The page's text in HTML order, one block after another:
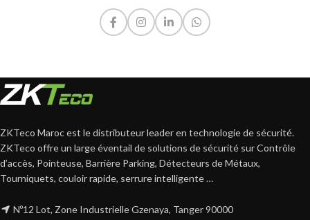
ZKTeco Maroc est le distributeur leader en technologie de sécurité.
ZKTeco offre un large éventail de solutions de sécurité sur Contrôle
d’accès, Pointeuse, Barrière Parking, Détecteurs de Métaux,
Tourniquets, couloir rapide, serrure intelligente …
Nº12 Lot, Zone Industrielle Gzenaya, Tanger 90000